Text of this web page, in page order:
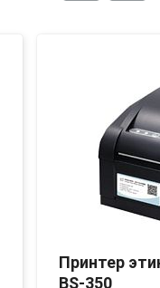
Принтер
BS-350